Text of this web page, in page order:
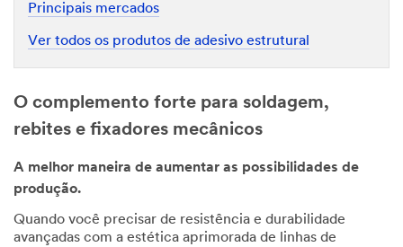
Principais mercados
Ver todos os produtos de adesivo estrutural
O complemento forte para soldagem,
rebites e fixadores mecânicos
A melhor maneira de aumentar as possibilidades de
produção.
Quando você precisar de resistência e durabilidade
avançadas com a estética aprimorada de linhas de